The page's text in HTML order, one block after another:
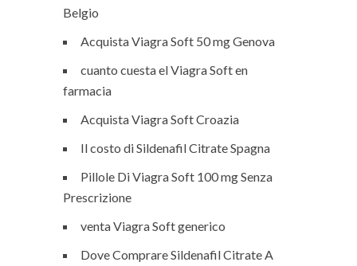
Belgio
Acquista Viagra Soft 50 mg Genova
cuanto cuesta el Viagra Soft en
farmacia
Acquista Viagra Soft Croazia
Il costo di Sildenafil Citrate Spagna
Pillole Di Viagra Soft 100 mg Senza
Prescrizione
venta Viagra Soft generico
Dove Comprare Sildenafil Citrate A